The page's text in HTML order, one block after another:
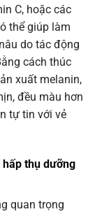
C, hoặc các
thể giúp làm
do tác động
cách thúc
xuất melanin,
đều màu hơn
tự tin với vẻ
thụ dưỡng
quan trọng